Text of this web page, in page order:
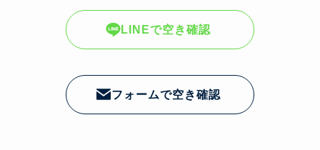
LINEで空き確認
フォームで空き確認